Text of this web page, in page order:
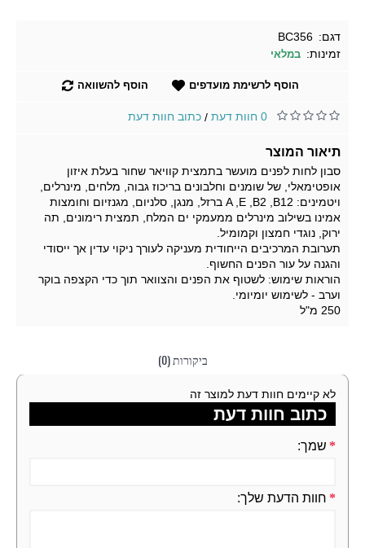
דגם: BC356
זמינות: במלאי
הוסף לרשימת מועדפים הוסף להשוואה
0 חוות דעת / כתוב חוות דעת
תיאור המוצר
סבון לחות לפנים מועשר בתמצית קוויאר שחור בעלת איזון
אופטימאלי, של שומנים וחלבונים בריכוז גבוה, מלחים, מינרלים,
ויטמינים: A ,E ,B2 ,B12 ברזל, מנגן, סלניום, מגנזיום וחומצות
אמינו בשילוב מינרלים ממעמקי ים המלח, תמצית רימונים, תה
ירוק, נוגדי חמצון וקמומיל.
תערובת המרכיבים הייחודית מעניקה לעורך ניקוי עדין אך ייסודי
והגנה על עור הפנים החשוף.
הוראות שימוש: לשטוף את הפנים והצוואר תוך כדי הקצפה בוקר
וערב - לשימוש יומיומי.
250 מ"ל
ביקורות (0)
לא קיימים חוות דעת למוצר זה
כתוב חוות דעת
שמך:
חוות הדעת שלך: